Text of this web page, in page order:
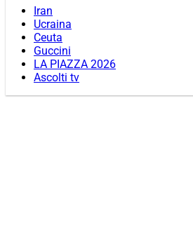
Iran
Ucraina
Ceuta
Guccini
LA PIAZZA 2026
Ascolti tv